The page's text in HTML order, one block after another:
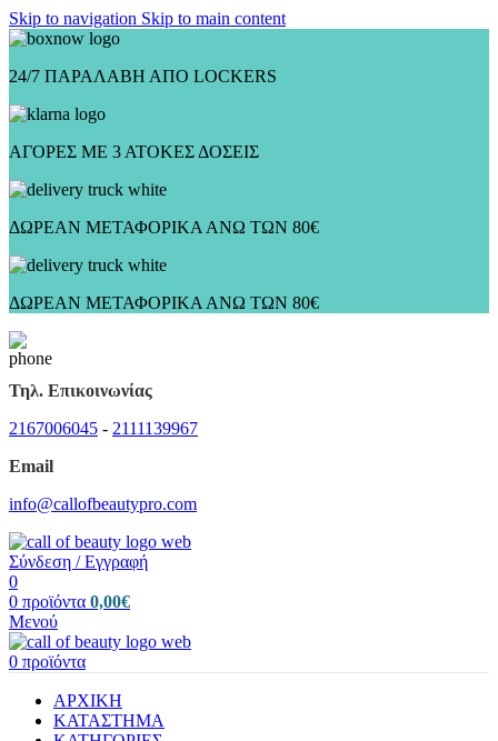
Skip to navigation Skip to main content
24/7 ΠΑΡΑΛΑΒΗ ΑΠΟ LOCKERS
ΑΓΟΡΕΣ ΜΕ 3 ΑΤΟΚΕΣ ΔΟΣΕΙΣ
ΔΩΡΕΑΝ ΜΕΤΑΦΟΡΙΚΑ ΑΝΩ ΤΩΝ 80€
ΔΩΡΕΑΝ ΜΕΤΑΦΟΡΙΚΑ ΑΝΩ ΤΩΝ 80€
Τηλ. Επικοινωνίας
2167006045 - 2111139967
Email
info@callofbeautypro.com
Σύνδεση / Εγγραφή
0
0 προϊόντα 0,00€
Μενού
0 προϊόντα
ΑΡΧΙΚΗ
ΚΑΤΑΣΤΗΜΑ